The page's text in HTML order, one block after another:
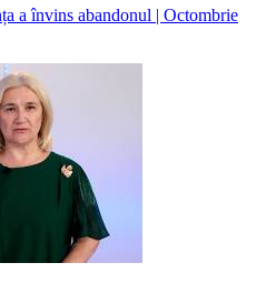
a învins abandonul | Octombrie